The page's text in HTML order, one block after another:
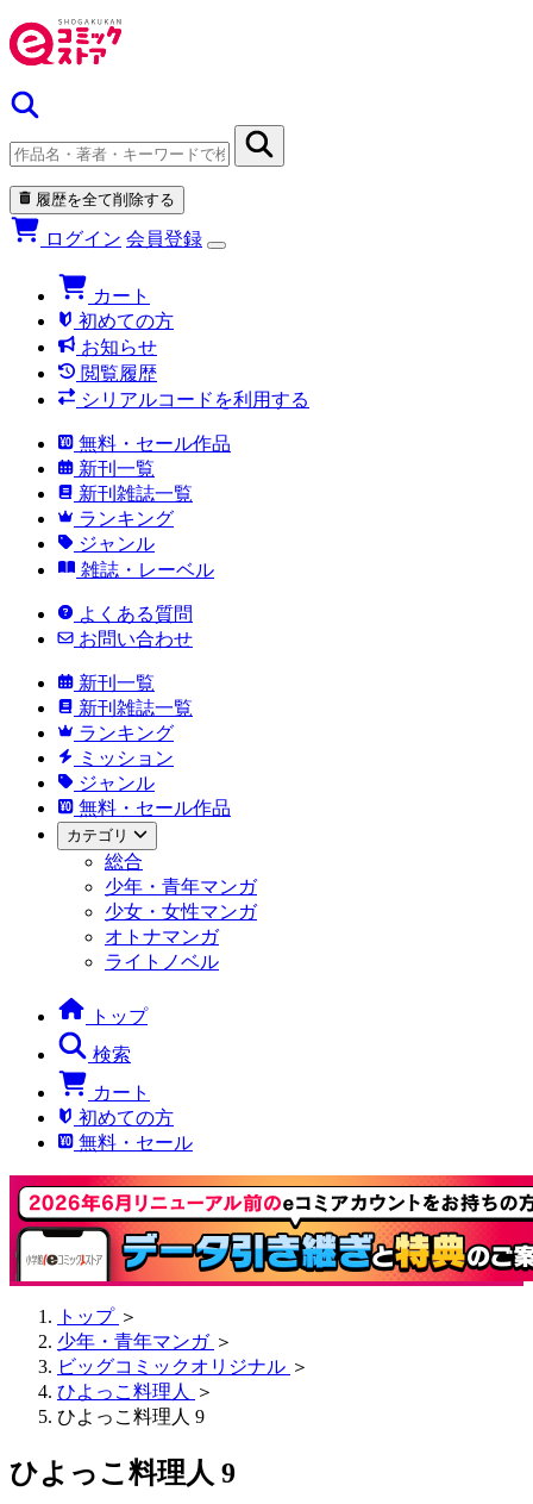
履歴を全て削除する
ログイン 会員登録
カート
初めての方
お知らせ
閲覧履歴
シリアルコードを利用する
無料・セール作品
新刊一覧
新刊雑誌一覧
ランキング
ジャンル
雑誌・レーベル
よくある質問
お問い合わせ
新刊一覧
新刊雑誌一覧
ランキング
ミッション
ジャンル
無料・セール作品
カテゴリ
総合
少年・青年マンガ
少女・女性マンガ
オトナマンガ
ライトノベル
トップ
検索
カート
初めての方
無料・セール
トップ ＞
少年・青年マンガ ＞
ビッグコミックオリジナル ＞
ひよっこ料理人
＞
ひよっこ料理人 9
ひよっこ料理人 9